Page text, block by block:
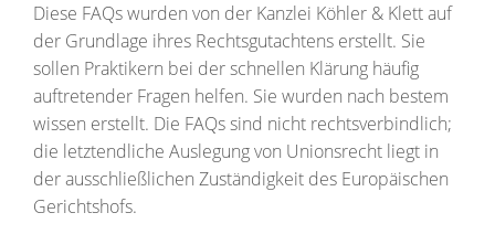
Diese FAQs wurden von der Kanzlei Köhler & Klett auf
der Grundlage ihres Rechtsgutachtens erstellt. Sie
sollen Praktikern bei der schnellen Klärung häufig
auftretender Fragen helfen. Sie wurden nach bestem
wissen erstellt. Die FAQs sind nicht rechtsverbindlich;
die letztendliche Auslegung von Unionsrecht liegt in
der ausschließlichen Zuständigkeit des Europäischen
Gerichtshofs.